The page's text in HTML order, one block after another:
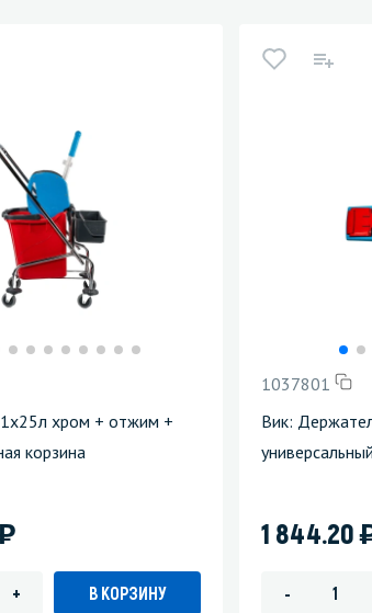
хром + отжим +
корзина
+ В КОРЗИНУ
1037801
Вик:
1 844.20
-